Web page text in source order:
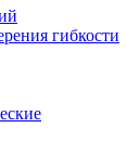
гибкости